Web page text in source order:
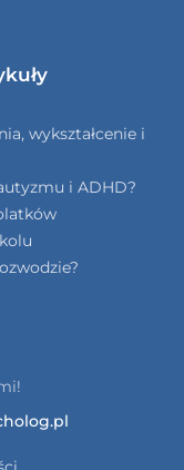
wykształcenie i
i ADHD?